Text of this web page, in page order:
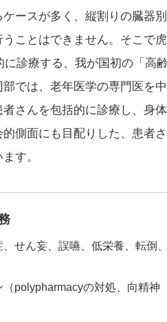
ースが多く、縦割りの臓器
ことはできません。そこで
診療する、我が国初の「高
では、老年医学の専門医を
さんを包括的に診療し、身
側面にも目配りした、患者
す。
せん妄、誤嚥、低栄養、転倒、
polypharmacyの対処、向精神